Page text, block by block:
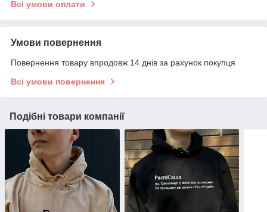
Всі умови оплати
Умови повернення
Повернення товару впродовж 14 днів за рахунок покупця
Всі умови повернення
Подібні товари компанії